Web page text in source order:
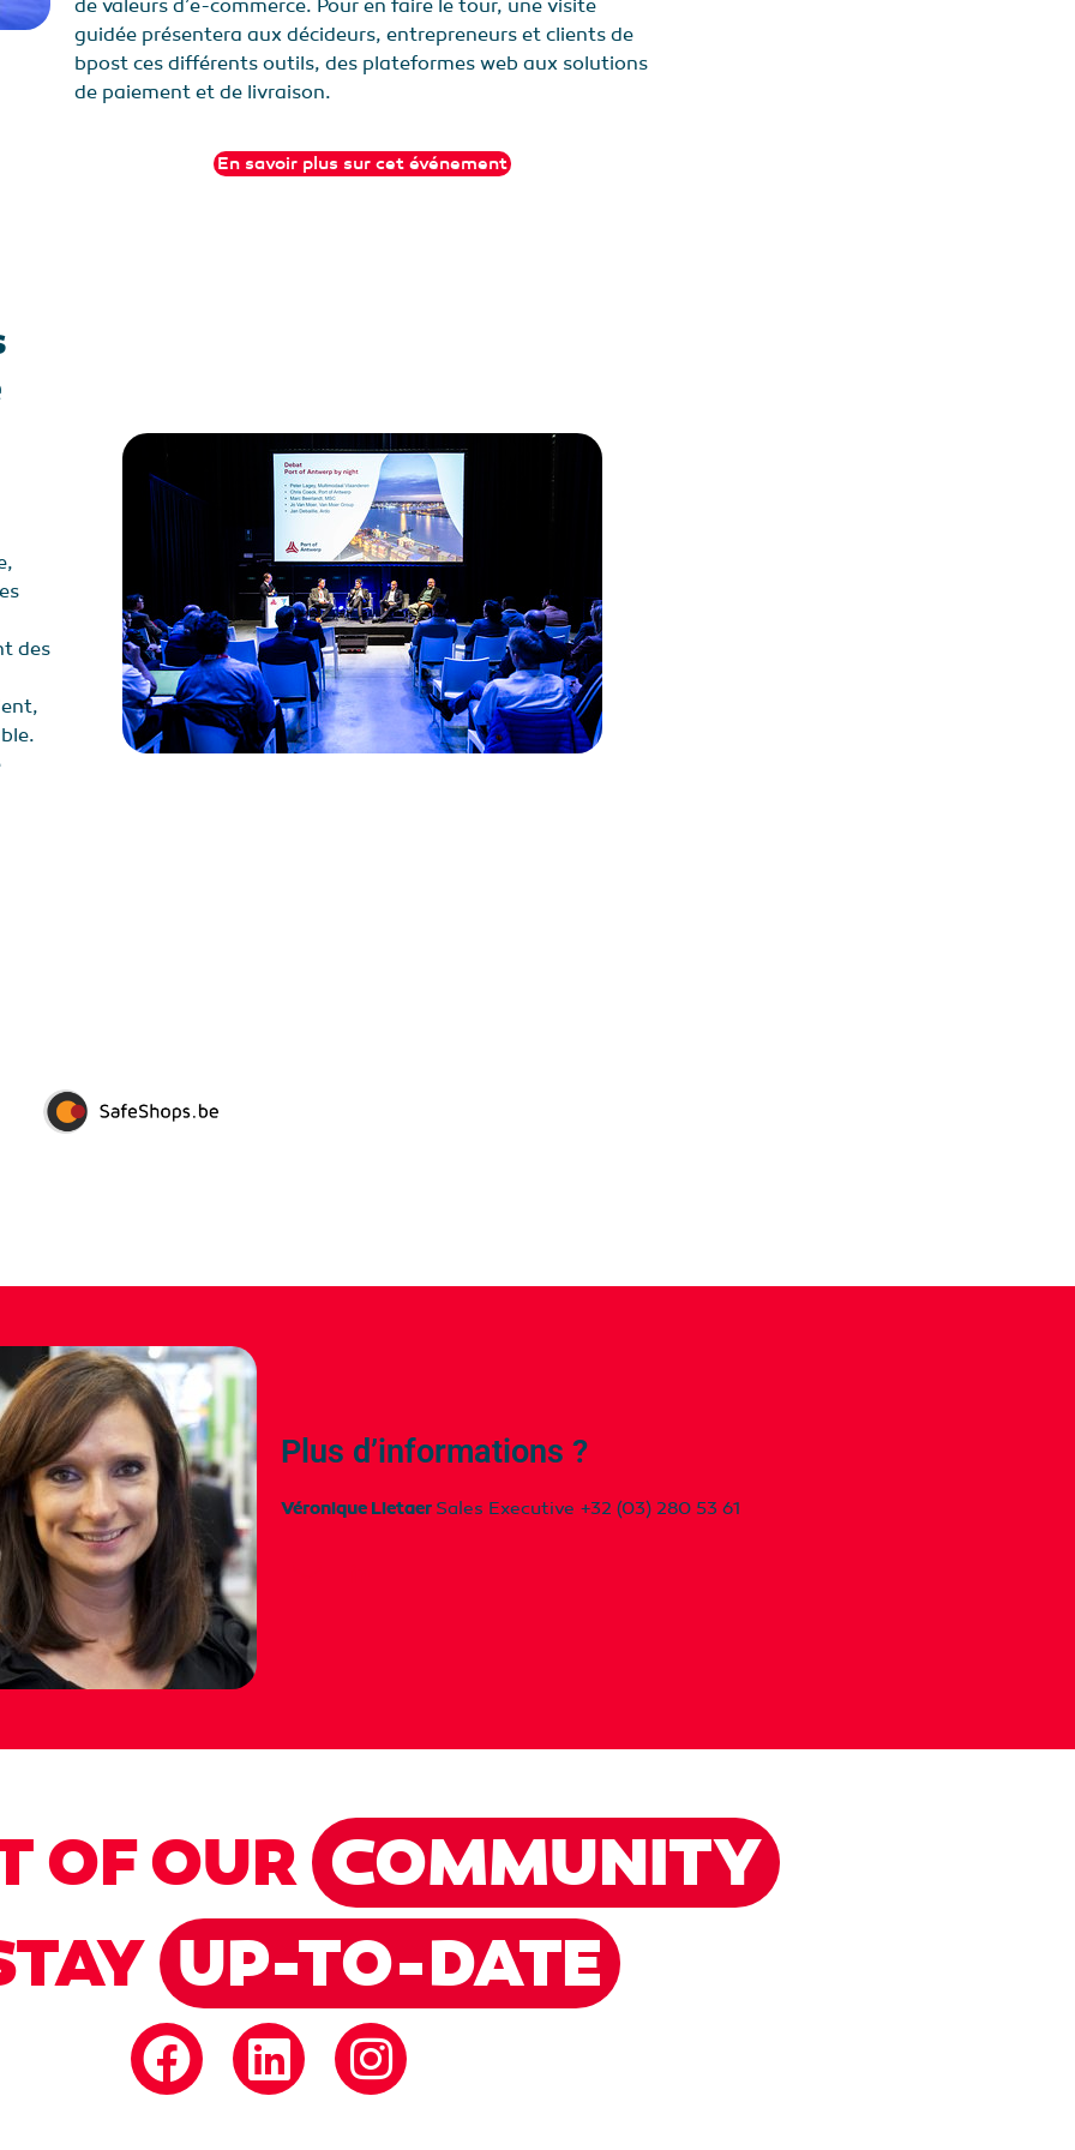
de valeurs d’e-commerce. Pour en faire le tour, une visite
guidée présentera aux décideurs, entrepreneurs et clients de
bpost ces différents outils, des plateformes web aux solutions
de paiement et de livraison.
En savoir plus sur cet événement
des
Plus d’informations ?
Véronique Lietaer Sales Executive +32 (03) 280 53 61
OF OUR COMMUNITY
UP-TO-DATE